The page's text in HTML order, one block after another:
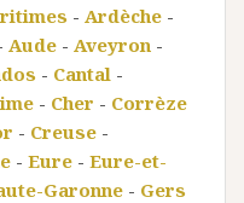
- Ardèche -
Aude - Aveyron -
- Cantal -
- Cher - Corrèze
- Creuse -
- Eure - Eure-et-
Garonne - Gers